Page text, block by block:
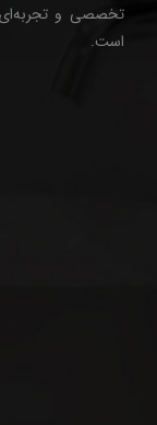
تخصصی و تجربه‌ای
است.